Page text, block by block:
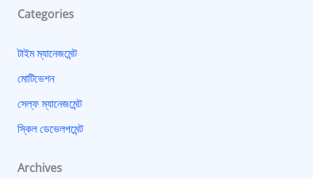
Categories
টাইম ম্যানেজমেন্ট
মোটিভেশন
সেল্ফ ম্যানেজমেন্ট
স্কিল ডেভেলপমেন্ট
Archives